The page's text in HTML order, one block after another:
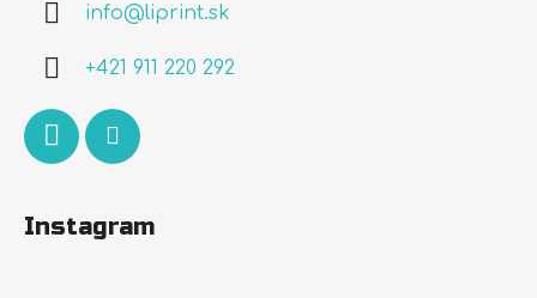
info@liprint.sk
+421 911 220 292
Instagram